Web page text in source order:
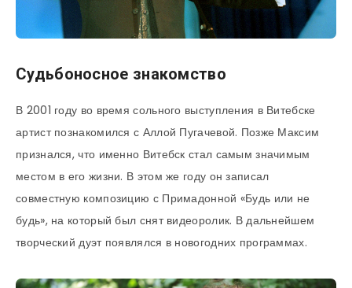
Судьбоносное знакомство
В 2001 году во время сольного выступления в Витебске
артист познакомился с Аллой Пугачевой. Позже Максим
признался, что именно Витебск стал самым значимым
местом в его жизни. В этом же году он записал
совместную композицию с Примадонной «Будь или не
будь», на который был снят видеоролик. В дальнейшем
творческий дуэт появлялся в новогодних программах.